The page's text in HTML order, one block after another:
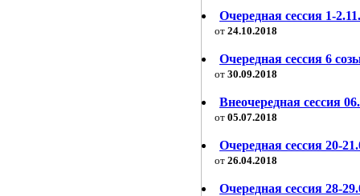
Очередная сессия 1-
от 24.10.2018
Очередная сессия 6
от 30.09.2018
Внеочередная сессия
от 05.07.2018
Очередная сессия 20-
от 26.04.2018
Очередная сессия 28-